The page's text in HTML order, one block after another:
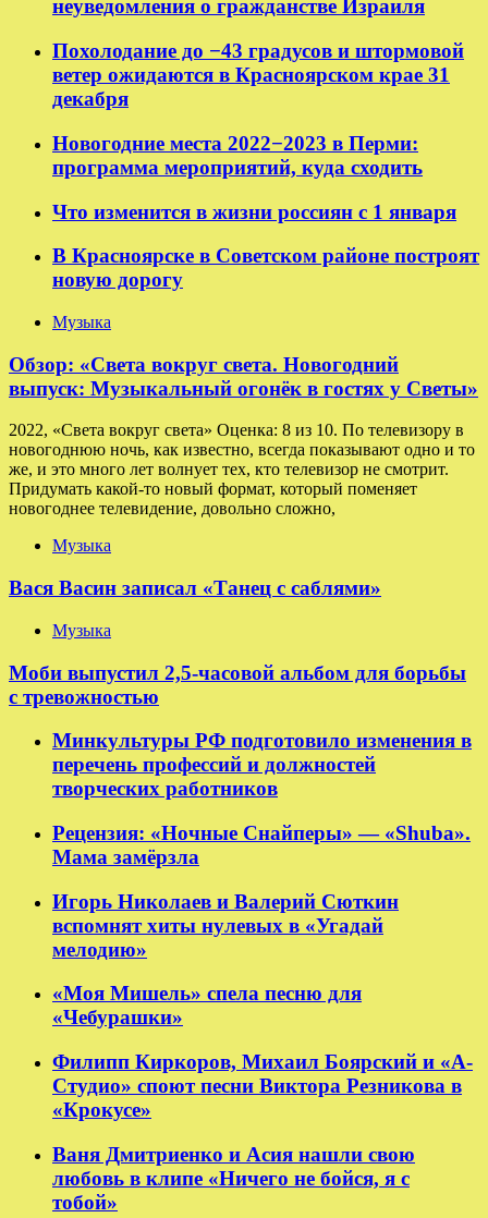
неуведомления о гражданстве Израиля
Похолодание до −43 градусов и штормовой
ветер ожидаются в Красноярском крае 31
декабря
Новогодние места 2022−2023 в Перми:
программа мероприятий, куда сходить
Что изменится в жизни россиян с 1 января
В Красноярске в Советском районе построят
новую дорогу
Музыка
Обзор: «Света вокруг света. Новогодний
выпуск: Музыкальный огонёк в гостях у Светы»
2022, «Света вокруг света» Оценка: 8 из 10. По телевизору в
новогоднюю ночь, как известно, всегда показывают одно и то
же, и это много лет волнует тех, кто телевизор не смотрит.
Придумать какой-то новый формат, который поменяет
новогоднее телевидение, довольно сложно,
Музыка
Вася Васин записал «Танец с саблями»
Музыка
Моби выпустил 2,5-часовой альбом для борьбы
с тревожностью
Минкультуры РФ подготовило изменения в
перечень профессий и должностей
творческих работников
Рецензия: «Ночные Снайперы» — «Shuba».
Мама замёрзла
Игорь Николаев и Валерий Сюткин
вспомнят хиты нулевых в «Угадай
мелодию»
«Моя Мишель» спела песню для
«Чебурашки»
Филипп Киркоров, Михаил Боярский и «А-
Студио» споют песни Виктора Резникова в
«Крокусе»
Ваня Дмитриенко и Асия нашли свою
любовь в клипе «Ничего не бойся, я с
тобой»